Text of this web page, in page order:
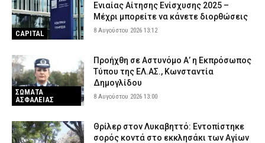
CAPITAL
Ενιαίας Αίτησης Ενίσχυσης 2025 –
Μέχρι μπορείτε να κάνετε διορθώσεις
8 Αυγούστου 2026 13:12
ΣΩΜΑΤΑ
ΑΣΦΑΛΕΙΑΣ
Προήχθη σε Αστυνόμο Α’ η Εκπρόσωπος
Τύπου της ΕΛ.ΑΣ., Κωνσταντία
Δημογλίδου
8 Αυγούστου 2026 13:00
Θρίλερ στον Λυκαβηττό: Εντοπίστηκε
σορός κοντά στο εκκλησάκι των Αγίων